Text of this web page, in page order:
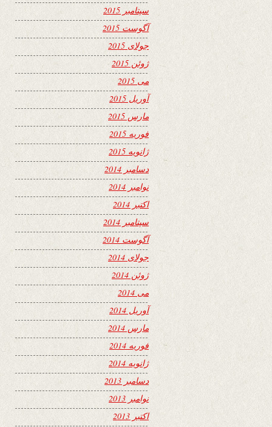
سپتامبر 2015
آگوست 2015
جولای 2015
ژوئن 2015
می 2015
آوریل 2015
مارس 2015
فوریه 2015
ژانویه 2015
دسامبر 2014
نوامبر 2014
اکتبر 2014
سپتامبر 2014
آگوست 2014
جولای 2014
ژوئن 2014
می 2014
آوریل 2014
مارس 2014
فوریه 2014
ژانویه 2014
دسامبر 2013
نوامبر 2013
اکتبر 2013